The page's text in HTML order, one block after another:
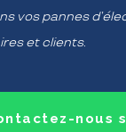
vos pannes
et clients.
nous